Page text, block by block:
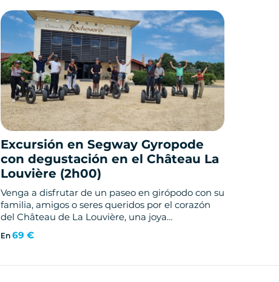
Excursión en Segway Gyropode
con degustación en el Château La
Louvière (2h00)
Venga a disfrutar de un paseo en girópodo con su
familia, amigos o seres queridos por el corazón
del Château de La Louvière, una joya
arquitectónica del siglo XVIII. Venga a descubrir
su parque arbolado, su avenida de plátanos, sus
que bordea el Eau Blanche...
En69 €